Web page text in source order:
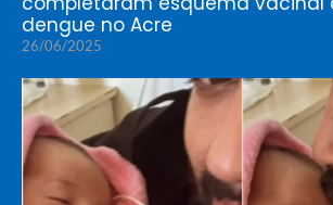
dengue no Acre
26/06/2025